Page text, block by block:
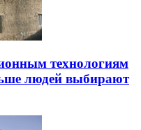
технологиям
людей выбирают